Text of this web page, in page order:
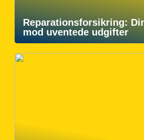
Reparationsforsikring:
mod uventede udgifter